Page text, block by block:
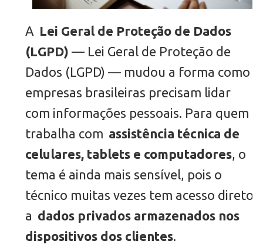
A Lei Geral de Proteção de Dados
(LGPD) — Lei Geral de Proteção de
Dados (LGPD) — mudou a forma como
empresas brasileiras precisam lidar
com informações pessoais. Para quem
trabalha com assistência técnica de
celulares, tablets e computadores, o
tema é ainda mais sensível, pois o
técnico muitas vezes tem acesso direto
a dados privados armazenados nos
dispositivos dos clientes.